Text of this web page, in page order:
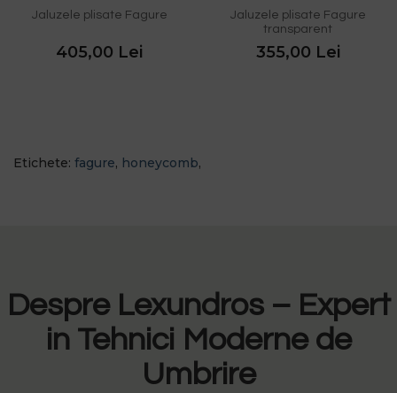
Jaluzele plisate Fagure
405,00 Lei
Jaluzele plisate Fagure
transparent
355,00 Lei
Etichete: fagure, honeycomb,
Despre Lexundros – Expert
in Tehnici Moderne de
Umbrire